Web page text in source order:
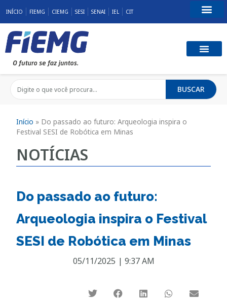
INÍCIO FIEMG CIEMG SESI SENAI IEL CIT
BUSCAR
Início » Do passado ao futuro: Arqueologia inspira o
Festival SESI de Robótica em Minas
NOTÍCIAS
Do passado ao futuro:
Arqueologia inspira o Festival
SESI de Robótica em Minas
05/11/2025 | 9:37 AM